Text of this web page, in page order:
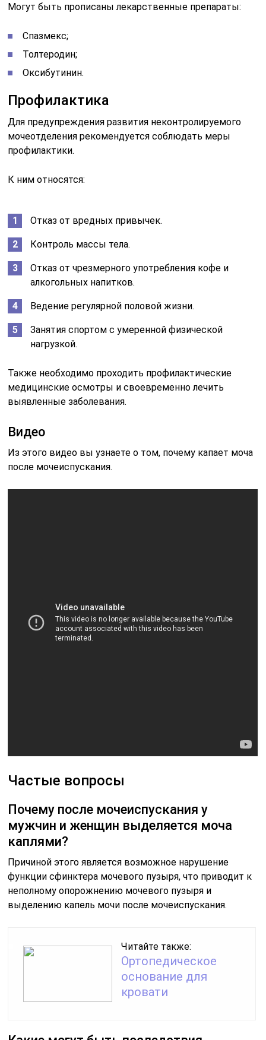
Могут быть прописаны лекарственные препараты:
Спазмекс;
Толтеродин;
Оксибутинин.
Профилактика
Для предупреждения развития неконтролируемого
мочеотделения рекомендуется соблюдать меры
профилактики.
К ним относятся:
Отказ от вредных привычек.
Контроль массы тела.
Отказ от чрезмерного употребления кофе и
алкогольных напитков.
Ведение регулярной половой жизни.
Занятия спортом с умеренной физической
нагрузкой.
Также необходимо проходить профилактические
медицинские осмотры и своевременно лечить
выявленные заболевания.
Видео
Из этого видео вы узнаете о том, почему капает моча
после мочеиспускания.
Частые вопросы
Почему после мочеиспускания у
мужчин и женщин выделяется моча
каплями?
Причиной этого является возможное нарушение
функции сфинктера мочевого пузыря, что приводит к
неполному опорожнению мочевого пузыря и
выделению капель мочи после мочеиспускания.
Читайте также:
Ортопедическое
основание для
кровати